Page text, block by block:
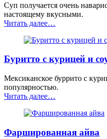
Суп получается очень
настоящему вкусными.
Читать далее“Сливочный
с
…
Буритто с курицей и
Мексиканское буррито с
популярностью.
Читать далее“Буритто
курицей
соусом
…
Фаршированная айва